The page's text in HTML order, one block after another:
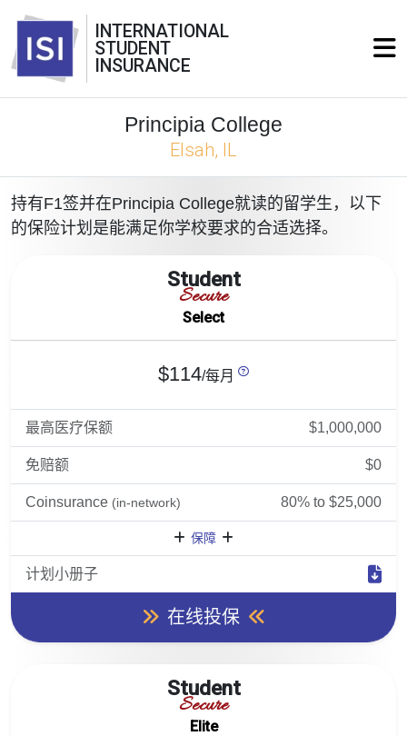
INTERNATIONAL
STUDENT
INSURANCE
Principia College
Elsah, IL
持有F1签并在Principia College就读的留学生，以下
的保险计划是能满足你学校要求的合适选择。
Student
Secure
Select
$114/每月
最高医疗保额 $1,000,000
免赔额 $0
Coinsurance (in-network) 80% to $25,000
保障
计划小册子
在线投保
Student
Secure
Elite